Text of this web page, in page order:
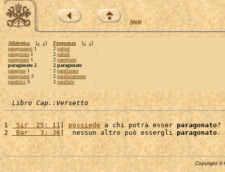
Aiuto
Alfabetica [« »]
paragonarmi 1
paragonata 1
paragonate 1
paragonato 2
paragone 1
paragonerò 3
paralitici 3
Frequenza [« »]
2 paltiel
2 paludi
2 panettiere
2 paragonato
2 paralizzato
2 parallelamente
2 parallelo
Libro Cap.:Versetto
1 Sir  25: 11| possiede a chi potrà esser paragonato?
2
Bar   3: 36 |  nessun altro può essergli paragonato
Copyright ©